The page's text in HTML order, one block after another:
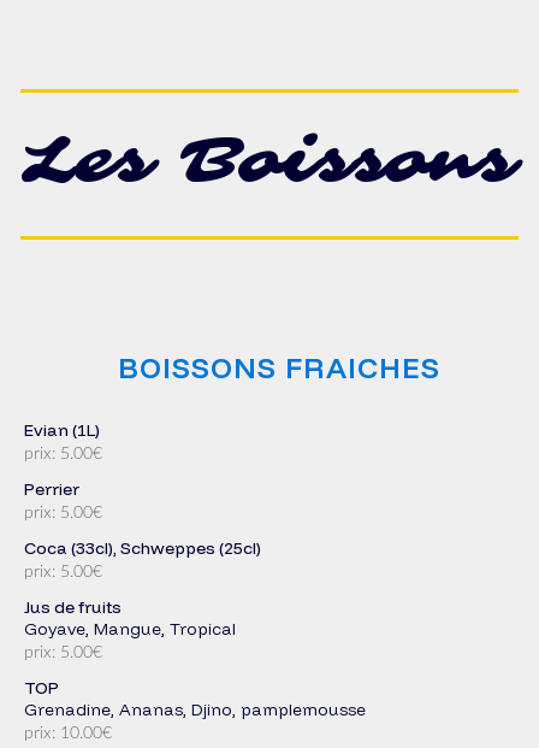
Les Boissons
BOISSONS FRAICHES
Evian (1L)
prix: 5.00€
Perrier
prix: 5.00€
Coca (33cl), Schweppes (25cl)
prix: 5.00€
Jus de fruits
Goyave, Mangue, Tropical
prix: 5.00€
TOP
Grenadine, Ananas, Djino, pamplemousse
prix: 10.00€